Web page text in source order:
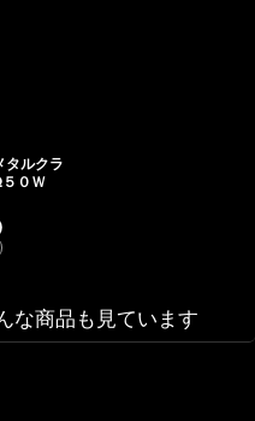
タルクラ
０Ｗ
)
な商品も見ています